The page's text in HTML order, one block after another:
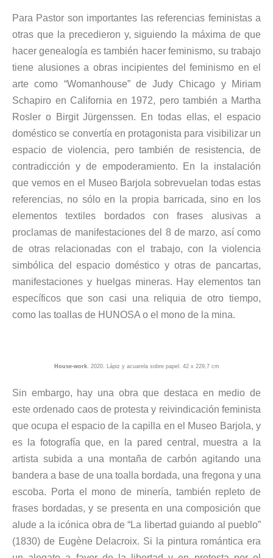
Para Pastor son importantes las referencias feministas a
otras que la precedieron y, siguiendo la máxima de que
hacer genealogía es también hacer feminismo, su trabajo
tiene alusiones a obras incipientes del feminismo en el
arte como “Womanhouse” de Judy Chicago y Miriam
Schapiro en California en 1972, pero también a Martha
Rosler o Birgit Jürgenssen. En todas ellas, el espacio
doméstico se convertía en protagonista para visibilizar un
espacio de violencia, pero también de resistencia, de
contradicción y de empoderamiento. En la instalación
que vemos en el Museo Barjola sobrevuelan todas estas
referencias, no sólo en la propia barricada, sino en los
elementos textiles bordados con frases alusivas a
proclamas de manifestaciones del 8 de marzo, así como
de otras relacionadas con el trabajo, con la violencia
simbólica del espacio doméstico y otras de pancartas,
manifestaciones y huelgas mineras. Hay elementos tan
específicos que son casi una reliquia de otro tiempo,
como las toallas de HUNOSA o el mono de la mina.
House-work. 2020. Lápiz y acuarela sobre papel. 42 x 229,7 cm
Sin embargo, hay una obra que destaca en medio de
este ordenado caos de protesta y reivindicación feminista
que ocupa el espacio de la capilla en el Museo Barjola, y
es la fotografía que, en la pared central, muestra a la
artista subida a una montaña de carbón agitando una
bandera a base de una toalla bordada, una fregona y una
escoba. Porta el mono de minería, también repleto de
frases bordadas, y se presenta en una composición que
alude a la icónica obra de “La libertad guiando al pueblo”
(1830) de Eugène Delacroix. Si la pintura romántica era